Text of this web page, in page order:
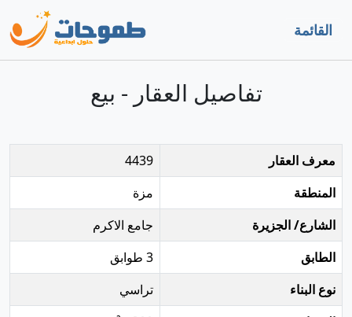
القائمة
تفاصيل العقار - بيع
معرف العقار
4439
المنطقة
مزة
الشارع/ الجزيرة
جامع الاكرم
الطابق
3 طوابق
نوع البناء
تراسي